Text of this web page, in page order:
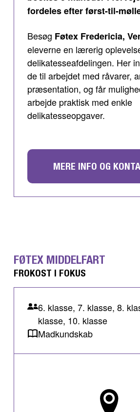
fordeles efter først-til-
Besøg Føtex Fredericia,
eleverne en lærerig
delikatesseafdelingen. Her
de til arbejdet med råvarer,
præsentation, og får
arbejde praktisk med enkle
delikatesseopgaver.
MERE INFO OG
FØTEX MIDDELFART
FROKOST I FOKUS
6. klasse, 7. klasse, 8.
klasse, 10. klasse
Madkundskab